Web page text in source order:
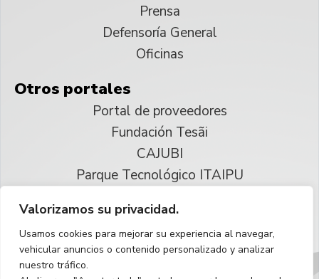
Valorizamos su privacidad.
Usamos cookies para mejorar su experiencia al navegar,
vehicular anuncios o contenido personalizado y analizar
nuestro tráfico.
Prensa
Defensoría General
Oficinas
Otros portales
Portal de proveedores
Fundación Tesãi
CAJUBI
Parque Tecnológico ITAIPU
Reservados todos los derechos
Español